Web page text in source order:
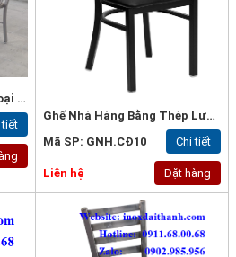
Ghế Nhà Hàng Bằng Kim Loại Không Gỉ
tiết
Ghế Nhà Hàng Bằng Thép Lưng Gỗ Tự Nhiên
Mã SP: GNH.CĐ10
Chi tiết
Liên hệ Đặt hàng